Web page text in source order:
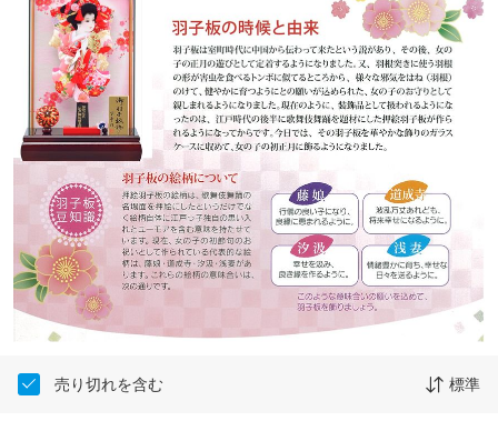
売り切れを含む 標準